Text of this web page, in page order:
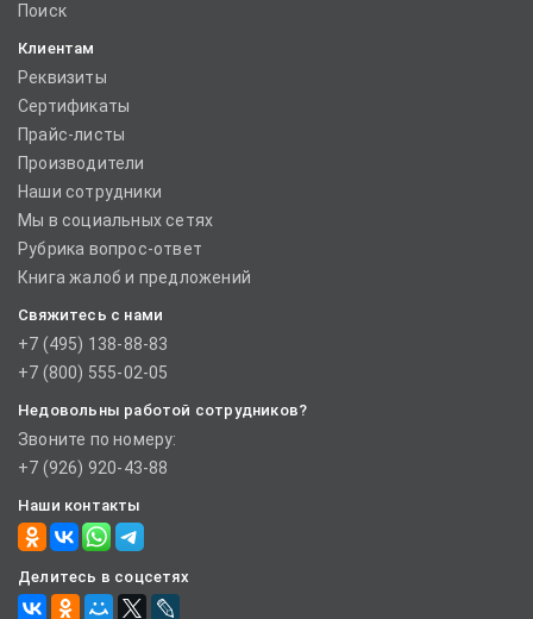
Поиск
Клиентам
Реквизиты
Сертификаты
Прайс-листы
Производители
Наши сотрудники
Мы в социальных сетях
Рубрика вопрос-ответ
Книга жалоб и предложений
Свяжитесь с нами
+7 (495) 138-88-83
+7 (800) 555-02-05
Недовольны работой сотрудников?
Звоните по номеру:
+7 (926) 920-43-88
Наши контакты
Делитесь в соцсетях